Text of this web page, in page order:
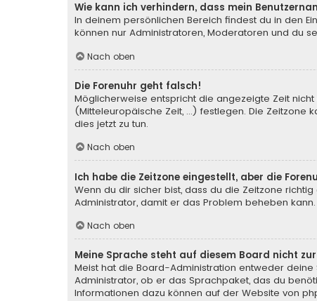
Wie kann ich verhindern, dass mein
In deinem persönlichen Bereich findest du in den
können nur Administratoren, Moderatoren und du
Nach oben
Die Forenuhr geht falsch!
Möglicherweise entspricht die angezeigte Zeit
(Mitteleuropäische Zeit, ...) festlegen. Die Zeitzone
dies jetzt zu tun.
Nach oben
Ich habe die Zeitzone eingestellt, aber die
Wenn du dir sicher bist, dass du die Zeitzone
Administrator, damit er das Problem beheben kann.
Nach oben
Meine Sprache steht auf diesem Board nicht
Meist hat die Board-Administration entweder
Administrator, ob er das Sprachpaket, das du
Informationen dazu können auf der Website von